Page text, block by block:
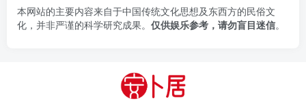
本网站的主要内容来自于中国传统文化思想及东西方的民俗文
化，并非严谨的科学研究成果。 仅供娱乐参考，请勿盲目迷信。